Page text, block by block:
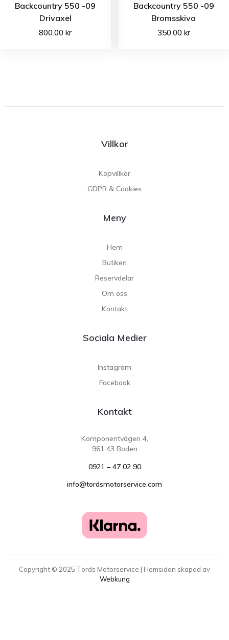
Backcountry 550 -09
Drivaxel
800.00kr
Backcountry 550 -09
Bromsskiva
350.00 kr
Villkor
Köpvillkor
GDPR & Cookies
Meny
Hem
Butiken
Reservdelar
Om oss
Kontakt
Sociala Medier
Instagram
Facebook
Kontakt
Komponentvägen 4,
961 43 Boden
0921 – 47 02 90
info@tordsmotorservice.com
Copyright © 2025 Tords Motorservice | Hemsidan skapad av
Webkung